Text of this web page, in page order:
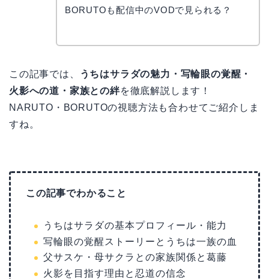
BORUTOも配信中のVODで見られる？
この記事では、
うちはサラダの魅力・写輪眼の覚醒・
火影への道・家族との絆を徹底解説します！
NARUTO・BORUTOの視聴方法も合わせてご紹介しま
すね。
この記事でわかること
うちはサラダの基本プロフィール・能力
写輪眼の覚醒ストーリーとうちは一族の血
父サスケ・母サクラとの家族関係と葛藤
火影を目指す理由と忍道の信念